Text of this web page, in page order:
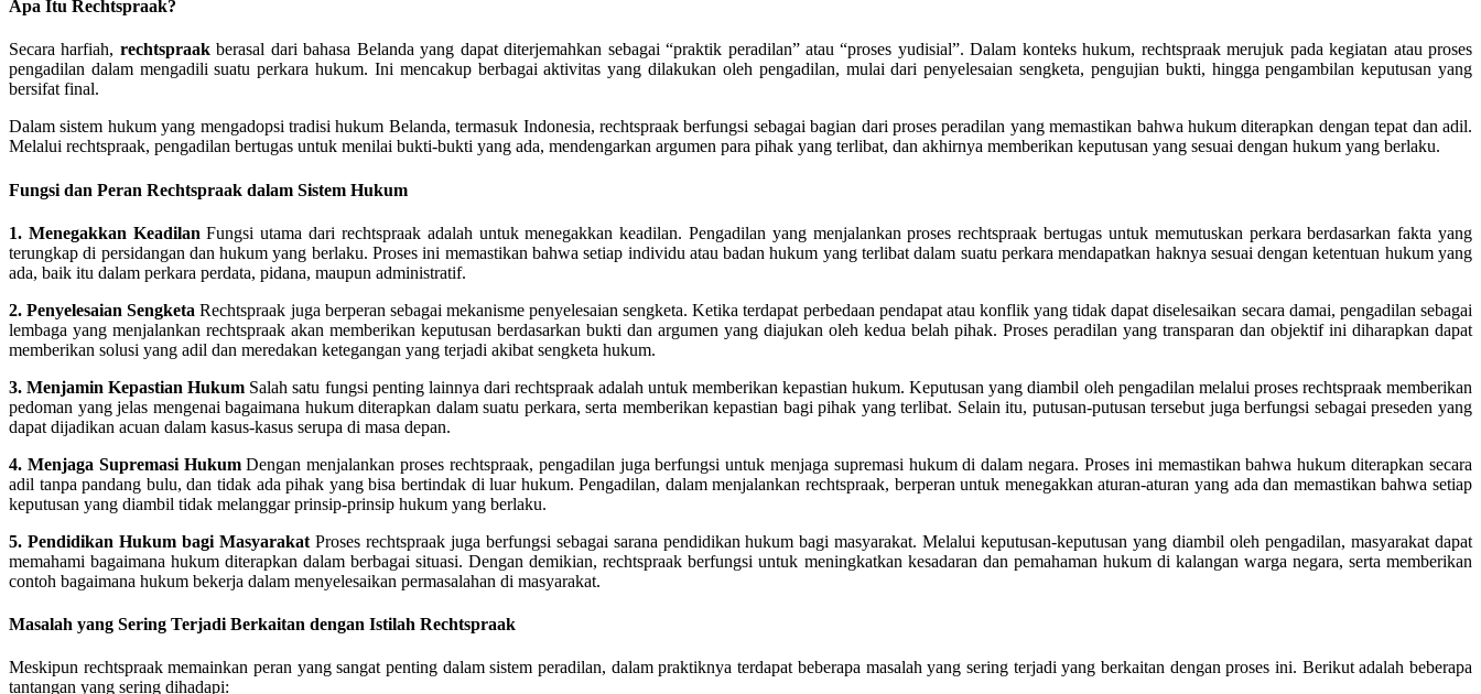
Apa Itu Rechtspraak?
Secara harfiah, rechtspraakberasal dari bahasa Belanda yang dapat diterjemahkan sebagai “praktik peradilan” atau “proses yudisial”. Dalam konteks hukum, rechtspraak merujuk pada kegiatan atau proses
pengadilan dalam mengadili suatu perkara hukum. Ini mencakup berbagai aktivitas yang dilakukan oleh pengadilan, mulai dari penyelesaian sengketa, pengujian bukti, hingga pengambilan keputusan yang
bersifat final.
Dalam sistem hukum yang mengadopsi tradisi hukum Belanda, termasuk Indonesia, rechtspraak berfungsi sebagai bagian dari proses peradilan yang memastikan bahwa hukum diterapkan dengan tepat dan adil.
Melalui rechtspraak, pengadilan bertugas untuk menilai bukti-bukti yang ada, mendengarkan argumen para pihak yang terlibat, dan akhirnya memberikan keputusan yang sesuai dengan hukum yang berlaku.
Fungsi dan Peran Rechtspraak dalam Sistem Hukum
1. Menegakkan Keadilan Fungsi utama dari rechtspraak adalah untuk menegakkan keadilan. Pengadilan yang menjalankan proses rechtspraak bertugas untuk memutuskan perkara berdasarkan fakta yang
terungkap di persidangan dan hukum yang berlaku. Proses ini memastikan bahwa setiap individu atau badan hukum yang terlibat dalam suatu perkara mendapatkan haknya sesuai dengan ketentuan hukum yang
ada, baik itu dalam perkara perdata, pidana, maupun administratif.
2. Penyelesaian Sengketa Rechtspraak juga berperan sebagai mekanisme penyelesaian sengketa. Ketika terdapat perbedaan pendapat atau konflik yang tidak dapat diselesaikan secara damai, pengadilan sebagai
lembaga yang menjalankan rechtspraak akan memberikan keputusan berdasarkan bukti dan argumen yang diajukan oleh kedua belah pihak. Proses peradilan yang transparan dan objektif ini diharapkan dapat
memberikan solusi yang adil dan meredakan ketegangan yang terjadi akibat sengketa hukum.
3. Menjamin Kepastian Hukum Salah satu fungsi penting lainnya dari rechtspraak adalah untuk memberikan kepastian hukum. Keputusan yang diambil oleh pengadilan melalui proses rechtspraak memberikan
pedoman yang jelas mengenai bagaimana hukum diterapkan dalam suatu perkara, serta memberikan kepastian bagi pihak yang terlibat. Selain itu, putusan-putusan tersebut juga berfungsi sebagai preseden yang
dapat dijadikan acuan dalam kasus-kasus serupa di masa depan.
4. Menjaga Supremasi HukumDengan menjalankan proses rechtspraak, pengadilan juga berfungsi untuk menjaga supremasi hukum di dalam negara. Proses ini memastikan bahwa hukum diterapkan secara
adil tanpa pandang bulu, dan tidak ada pihak yang bisa bertindak di luar hukum. Pengadilan, dalam menjalankan rechtspraak, berperan untuk menegakkan aturan-aturan yang ada dan memastikan bahwa setiap
keputusan yang diambil tidak melanggar prinsip-prinsip hukum yang berlaku.
5. Pendidikan Hukum bagi MasyarakatProses rechtspraak juga berfungsi sebagai sarana pendidikan hukum bagi masyarakat. Melalui keputusan-keputusan yang diambil oleh pengadilan, masyarakat dapat
memahami bagaimana hukum diterapkan dalam berbagai situasi. Dengan demikian, rechtspraak berfungsi untuk meningkatkan kesadaran dan pemahaman hukum di kalangan warga negara, serta memberikan
contoh bagaimana hukum bekerja dalam menyelesaikan permasalahan di masyarakat.
Masalah yang Sering Terjadi Berkaitan dengan Istilah Rechtspraak
Meskipun rechtspraak memainkan peran yang sangat penting dalam sistem peradilan, dalam praktiknya terdapat beberapa masalah yang sering terjadi yang berkaitan dengan proses ini. Berikut adalah beberapa
tantangan yang sering dihadapi: